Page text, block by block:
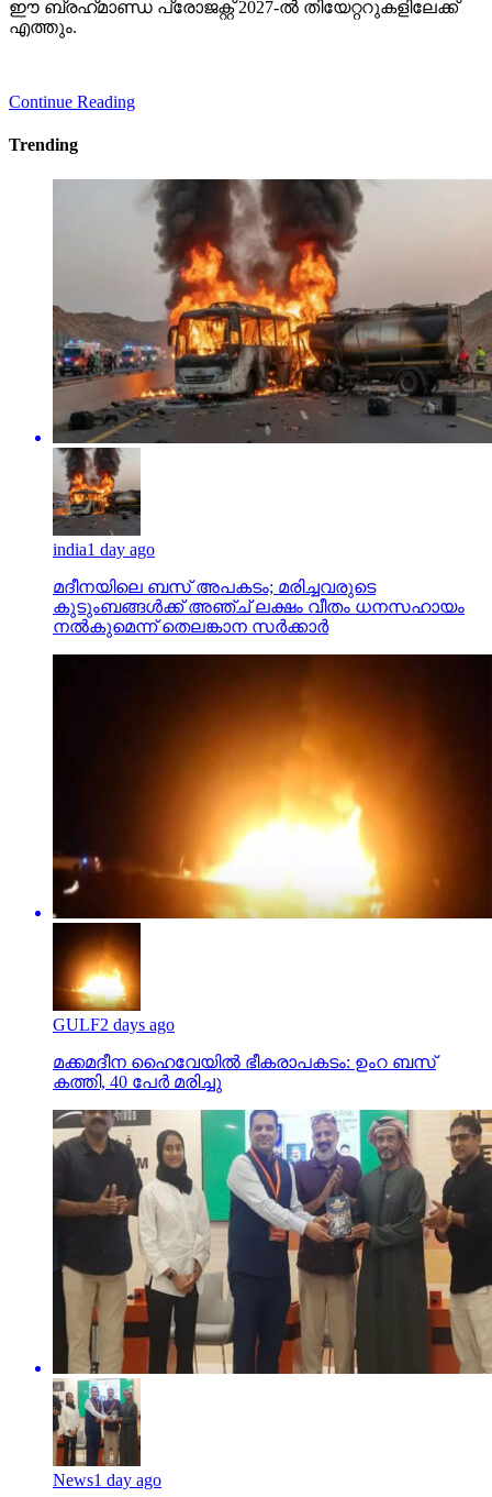
ഈ ബ്രഹ്‌മാണ്ഡ പ്രോജക്റ്റ് 2027-ല്‍ തിയേറ്ററുകളിലേക്ക്
എത്തും.
Continue Reading
Trending
india1 day ago
മദീനയിലെ ബസ് അപകടം; മരിച്ചവരുടെ
കുടുംബങ്ങള്‍ക്ക് അഞ്ച് ലക്ഷം വീതം ധനസഹായം
നല്‍കുമെന്ന് തെലങ്കാന സര്‍ക്കാര്‍
GULF2 days ago
മക്കമദീന ഹൈവേയില്‍ ഭീകരാപകടം: ഉംറ ബസ്
കത്തി, 40 പേര്‍ മരിച്ചു
News1 day ago